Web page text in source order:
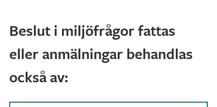
Beslut i miljöfrågor fattas
eller anmälningar behandlas
också av: